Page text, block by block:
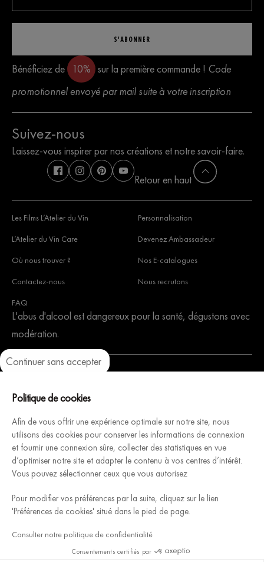
Continuer sans accepter
Politique de cookies
Afin de vous offrir une expérience optimale sur notre site, nous
utilisons des cookies pour conserver les informations de connexion
et fournir une connexion sûre, collecter des statistiques en vue
d’optimiser notre site et adapter le contenu à vos centres d’intérêt.
Vous pouvez sélectionner ceux que vous autorisez
Pour modifier vos préférences par la suite, cliquez sur le lien
'Préférences de cookies' situé dans le pied de page.
Consulter notre politique de confidentialité
Consentements certifiés par
Notre plateforme vous permet d'adapter et de gérer vos
S'ABONNER
Bénéficiez de 10% sur la première commande ! Code
promotionnel envoyé par mail suite à votre inscription
Suivez-nous
Laissez-vous inspirer par nos créations et notre savoir-faire.
Retour en haut
Les Films L’Atelier du Vin
Personnalisation
L’Atelier du Vin Care
Devenez Ambassadeur
Où nous trouver ?
Nos E-catalogues
Contactez-nous
Nous recrutons
FAQ
L'abus d'alcool est dangereux pour la santé, dégustons avec
modération.
Architecture Intérieure du Vin, fabricant Français de caves à
vins modulables et personnalisables, vous accompagne pour
concevoir & installer votre cave rêvée.
Découvrez
Mentions légales
Conditions Générales de Vente SANBRI S.A.S
Sitemap